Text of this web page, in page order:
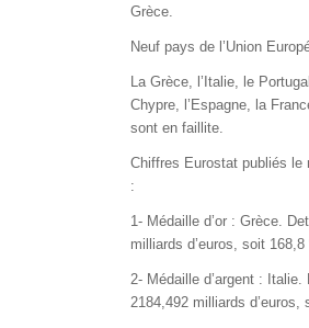
Grèce.
Neuf pays de l’Union
La Grèce, l’Italie, le
Chypre, l’Espagne, la
sont en faillite.
Chiffres Eurostat publiés le
:
1- Médaille d’or : Grèce.
milliards d’euros, soit 168,8
2- Médaille d’argent : Italie.
2184,492 milliards d’euros,